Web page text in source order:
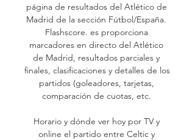
página de resultados del Atlético de
Madrid de la sección Fútbol/España.
Flashscore. es proporciona
marcadores en directo del Atlético
de Madrid, resultados parciales y
finales, clasificaciones y detalles de los
partidos (goleadores, tarjetas,
comparación de cuotas, etc.
Horario y dónde ver hoy por TV y
online el partido entre Celtic y